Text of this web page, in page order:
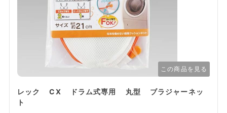
この商品を見る
レック CX ドラム式専用 丸型 ブラジャーネッ
ト